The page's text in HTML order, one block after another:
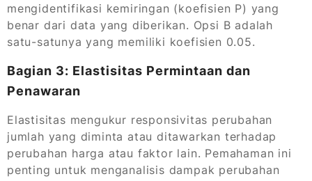
mengidentifikasi kemiringan (koefisien P) yang
benar dari data yang diberikan. Opsi B adalah
satu-satunya yang memiliki koefisien 0.05.
Bagian 3: Elastisitas Permintaan dan
Penawaran
Elastisitas mengukur responsivitas perubahan
jumlah yang diminta atau ditawarkan terhadap
perubahan harga atau faktor lain. Pemahaman ini
penting untuk menganalisis dampak perubahan